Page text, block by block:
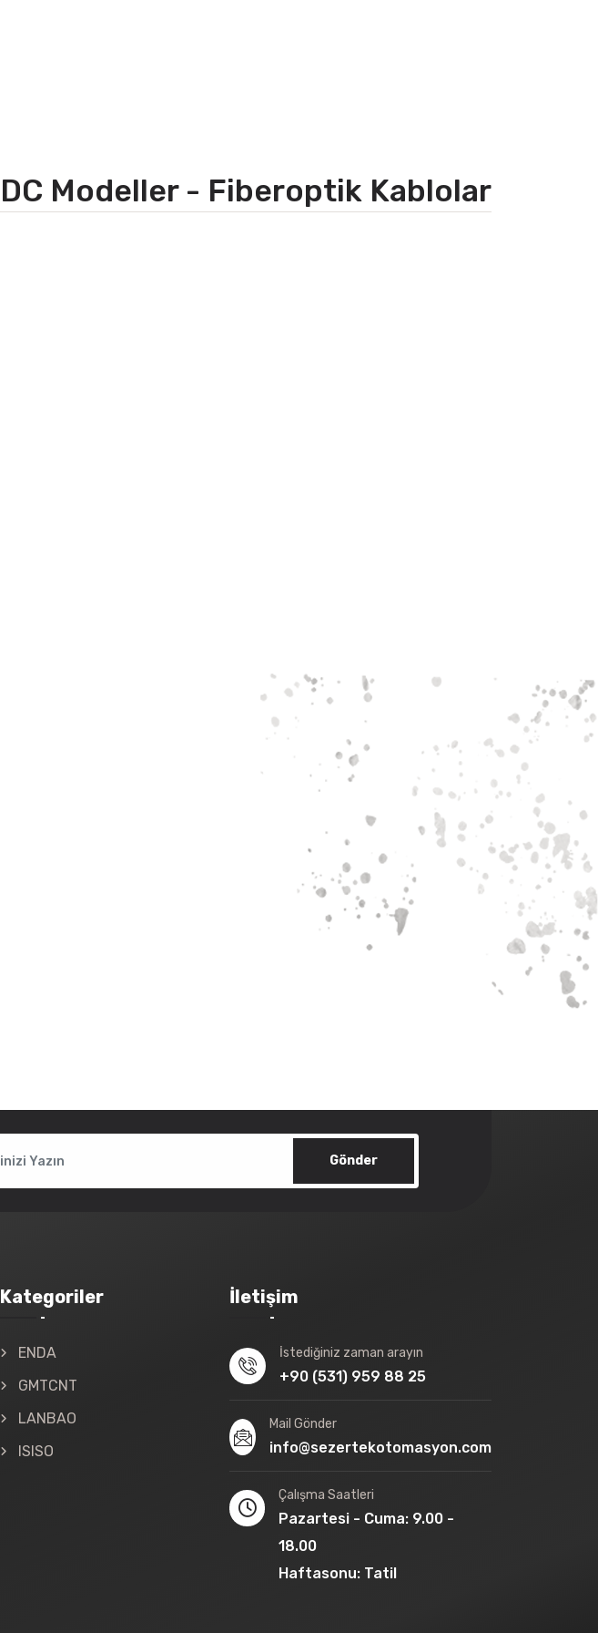
DC Modeller - Fiberoptik Kablolar
Gönder
Kategoriler
ENDA
GMTCNT
LANBAO
ISISO
İletişim
İstediğiniz zaman arayın
+90 (531) 959 88 25
Mail Gönder
info@sezertekotomasyon.com
Çalışma Saatleri
Pazartesi - Cuma: 9.00 -
18.00
Haftasonu: Tatil